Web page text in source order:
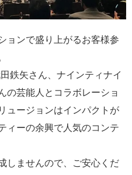
ョンで盛り上がるお客様参
鉄矢さん、ナインティナイ
の芸能人とコラボレーショ
ュージョンはインパクトが
ィーの余興で人気のコンテ
しませんので、ご安心くだ